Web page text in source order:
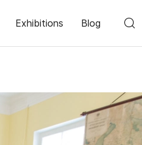
Exhibitions Blog